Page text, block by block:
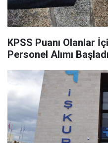
KPSS Puanı Olanlar
Personel Alımı Başladı